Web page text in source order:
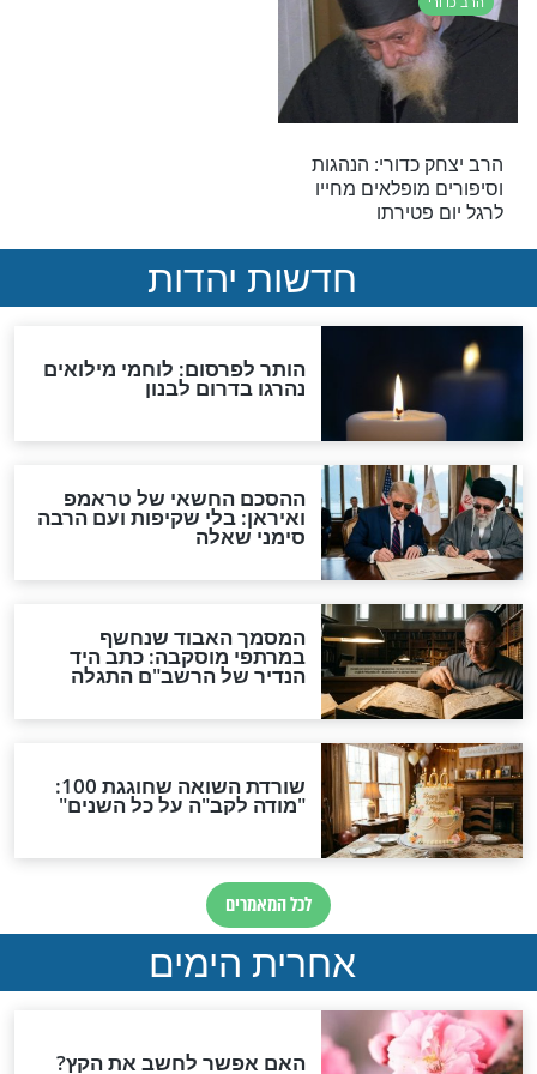
לחלק מסיפורי
הרב כדורי
מפתיע: מה אמר הרב כדורי
כשהיה מגיש לאורחים אוכל?
על זקן
יצחק כדורי -
כ’’ט בטבת
והרב מרדכי אליהו
הרב יצחק כדורי
מלאכים
הרב כדורי